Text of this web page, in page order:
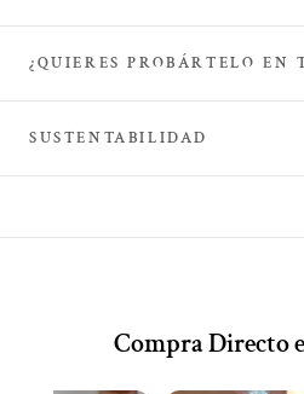
¿QUIERES PROBÁRTELO EN
SUSTENTABILIDAD